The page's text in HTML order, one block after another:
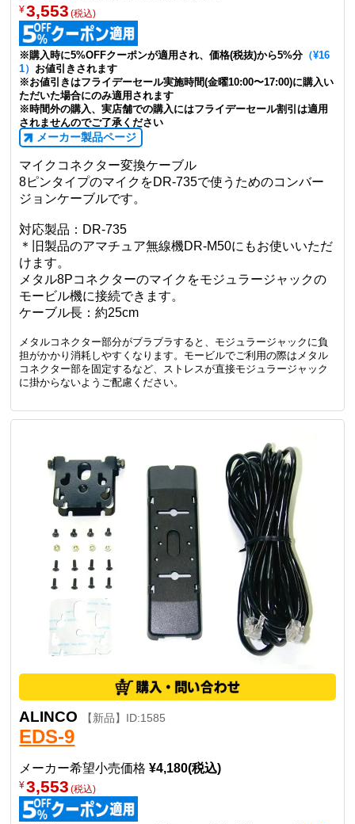
¥3,553 (税込)
※購入時に5%OFFクーポンが適用され、価格(税抜)から5%分（¥16
1） お値引きされます
※お値引きはフライデーセール実施時間(金曜10:00〜17:00)に購入い
ただいた場合にのみ適用されます
※時間外の購入、実店舗での購入にはフライデーセール割引は適用
されませんのでご了承ください
メーカー製品ページ
マイクコネクター変換ケーブル
8ピンタイプのマイクをDR-735で使うためのコンバー
ジョンケーブルです。
対応製品：DR-735
＊旧製品のアマチュア無線機DR-M50にもお使いいただ
けます。
メタル8Pコネクターのマイクをモジュラージャックの
モービル機に接続できます。
ケーブル長：約25cm
メタルコネクター部分がブラブラすると、モジュラージャックに負
担がかかり消耗しやすくなります。モービルでご利用の際はメタル
コネクター部を固定するなど、ストレスが直接モジュラージャック
に掛からないようご配慮ください。
ALINCO 【新品】ID:1585
EDS-9
メーカー希望小売価格¥4,180(税込)
¥3,553 (税込)